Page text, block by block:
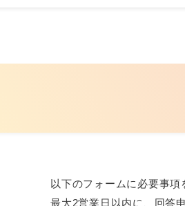
以下のフォームに必要事項
最大2営業日以内に、回答